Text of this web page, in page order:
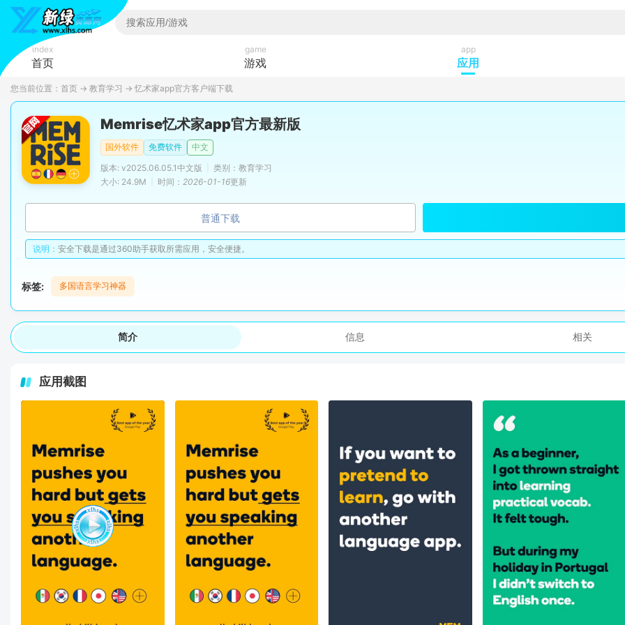
index
首页
game
游戏
app
应用
您当前位置： 首页 → 教育学习 → 忆术家app官方客户端下载
Memrise忆术家app官方最新版
国外软件 免费软件
中文
版本: v2025.06.05.1中文版
类别：教育学习
大小: 24.9M
时间： 2026-01-16更新
普通下载
说明： 安全下载是通过360助手获取所需应用，安全便捷。
标签: 多国语言学习神器
简介 信息 相关
应用截图